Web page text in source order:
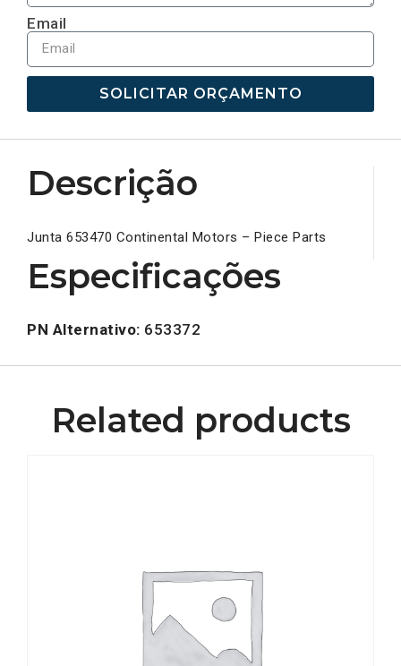
Email
SOLICITAR ORÇAMENTO
Descrição
Junta 653470 Continental Motors – Piece Parts
Especificações
PN Alternativo: 653372
Related products